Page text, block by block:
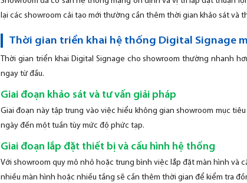
lại các showroom cải tạo mới thường cần thêm thời gian khảo sát và
Thời gian triển khai hệ thống Digital Signage
Thời gian triển khai Digital Signage cho showroom thường nhanh
ngay từ đầu.
Giai đoạn khảo sát và tư vấn giải pháp
Giai đoạn này tập trung vào việc hiểu không gian showroom mục
ngày đến một tuần tùy mức độ phức tạp.
Giai đoạn lắp đặt thiết bị và cấu hình hệ thống
Với showroom quy mô nhỏ hoặc trung bình việc lắp đặt màn hình
nhiều màn hình hoặc nhiều tầng sẽ cần thêm thời gian để kiểm tra